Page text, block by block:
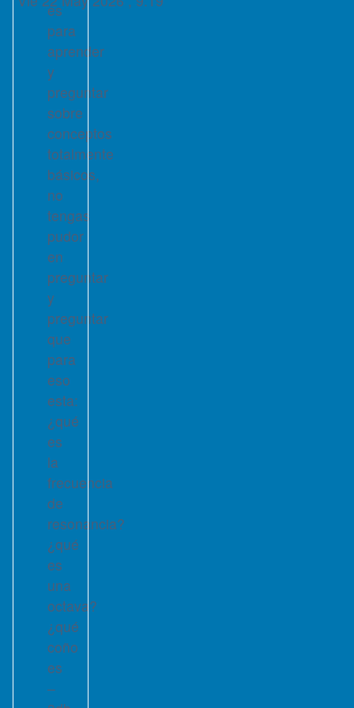
es
para
aprender
y
preguntar
sobre
conceptos
totalmente
básicos,
no
tengas
pudor
en
preguntar
y
preguntar
que
para
eso
esta:
¿qué
es
la
frecuencia
de
resonancia?
¿qué
es
una
octava?
¿qué
coño
es
–